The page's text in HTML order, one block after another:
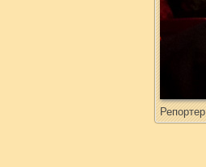
Репортер